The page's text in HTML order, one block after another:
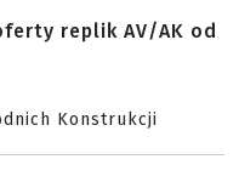
replik AV/AK od
Konstrukcji